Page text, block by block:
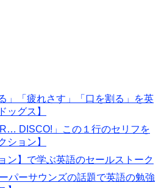
」「疲れさす」「口を割る」を英
ッグス】
DISCO!」この１行のセリフを
ション】
ン】で学ぶ英語のセールストーク
パーサウンズの話題で英語の勉強